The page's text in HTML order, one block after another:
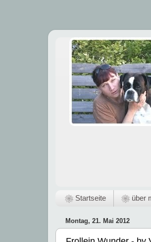
❀ Startseite ❀ über
Montag, 21. Mai 2012